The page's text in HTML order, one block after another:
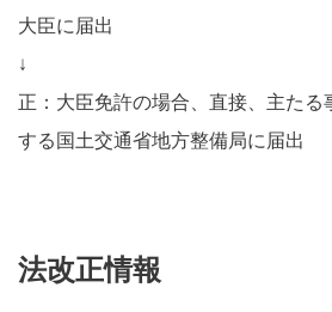
大臣に届出
↓
正：大臣免許の場合、直接、主たる
する国土交通省地方整備局に届出
法改正情報